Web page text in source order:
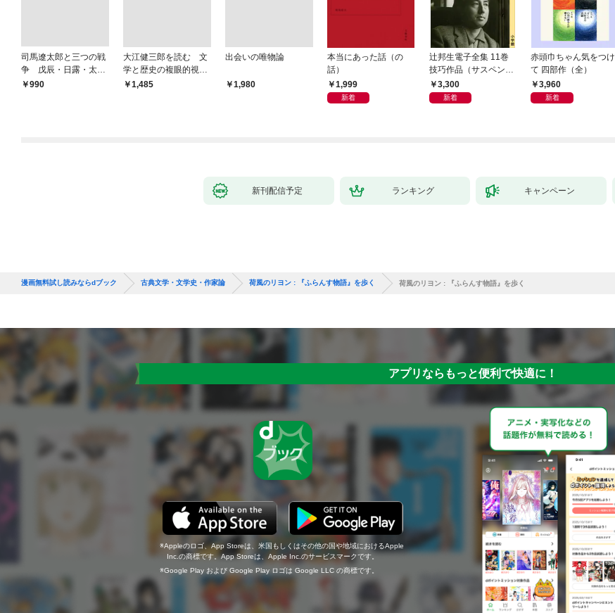
司馬遼太郎と三つの戦
争 戊辰・日露・太平
洋
￥990
大江健三郎を読む 文
学と歴史の複眼的視点
から
￥1,485
出会いの唯物論
￥1,980
本当にあった話（の
話）
1,999
新着
辻邦生電子全集 11巻
技巧作品（サスペン
ス・ミステリー） 『眞
晝の海への旅』『黄金
3,300
新着
赤頭巾ちゃん気をつけ
て 四部作（全）
3,960
新着
新刊配信予定 ランキング キャンペーン
漫画無料試し読みならdブック 古典文学・文学史・作家論 荷風のリヨン : 『ふらんす物語』を歩く 荷風のリヨン : 『ふらんす物語』を歩く
アプリならもっと便利で快適に！
Appleのロゴ、App Storeは、米国もしくはその他の国や地域におけるApple
Inc.の商標です。App Storeは、Apple Inc.のサービスマークです。
Google Play および Google Play ロゴは Google LLC の商標です。